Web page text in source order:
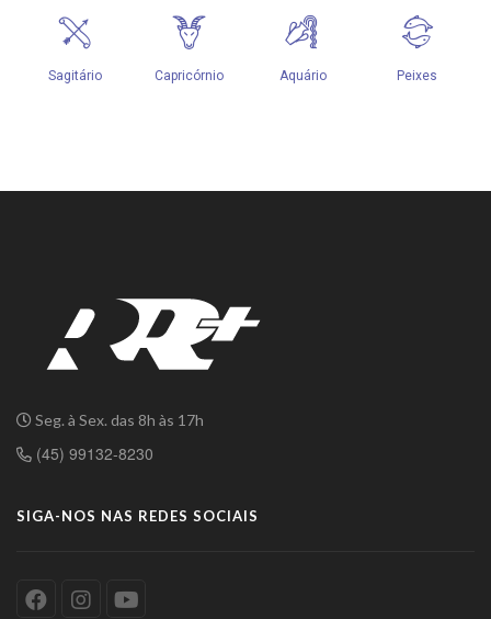
Seg. à Sex. das 8h às 17h
(45) 99132-8230
SIGA-NOS NAS REDES SOCIAIS